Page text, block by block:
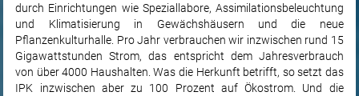
durch Einrichtungen wie Speziallabore, Assimilationsbeleuchtung
und Klimatisierung in Gewächshäusern und die neue
Pflanzenkulturhalle. Pro Jahr verbrauchen wir inzwischen rund 15
Gigawattstunden Strom, das entspricht dem Jahresverbrauch
von über 4000 Haushalten. Was die Herkunft betrifft, so setzt das
IPK inzwischen aber zu 100 Prozent auf Ökostrom. Und die